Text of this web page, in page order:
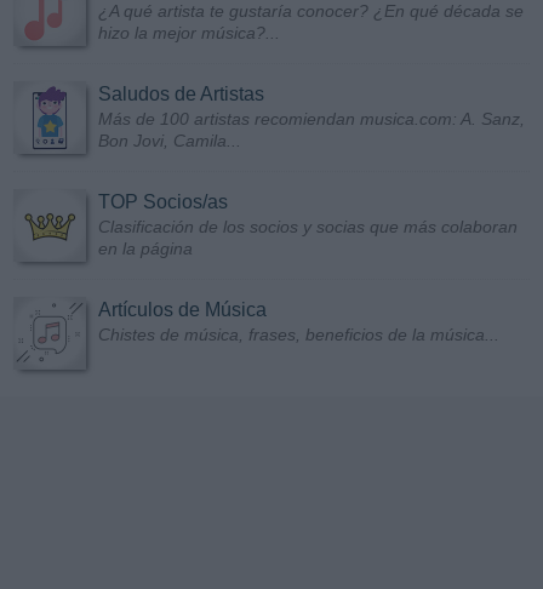
¿A qué artista te gustaría conocer? ¿En qué década se
hizo la mejor música?...
Saludos de Artistas
Más de 100 artistas recomiendan musica.com: A. Sanz,
Bon Jovi, Camila...
TOP Socios/as
Clasificación de los socios y socias que más colaboran
en la página
Artículos de Música
Chistes de música, frases, beneficios de la música...